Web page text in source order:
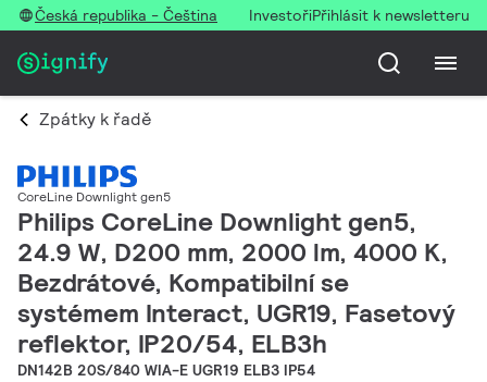
Česká republika - Čeština InvestořiPřihlásit k newsletteru
Zpátky k řadě
CoreLine Downlight gen5
Philips CoreLine Downlight gen5,
24.9 W, D200 mm, 2000 lm, 4000 K,
Bezdrátové, Kompatibilní se
systémem Interact, UGR19, Fasetový
reflektor, IP20/54, ELB3h
DN142B 20S/840 WIA-E UGR19 ELB3 IP54